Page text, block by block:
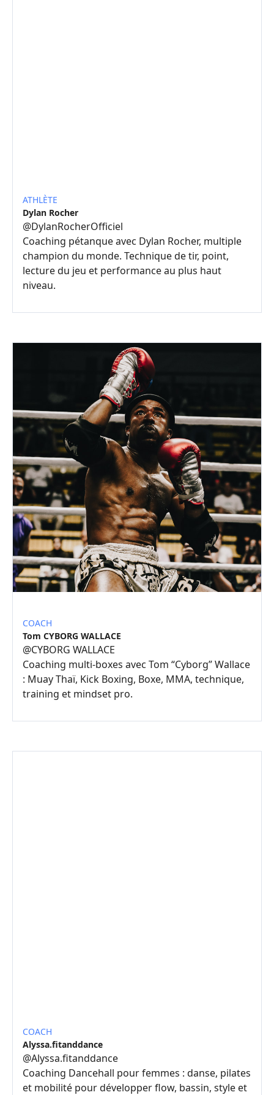
ATHLÈTE
Dylan Rocher
@DylanRocherOfficiel
Coaching pétanque avec Dylan Rocher, multiple
champion du monde. Technique de tir, point,
lecture du jeu et performance au plus haut
niveau.
COACH
Tom CYBORG WALLACE
@CYBORG WALLACE
Coaching multi-boxes avec Tom “Cyborg” Wallace
: Muay Thaï, Kick Boxing, Boxe, MMA, technique,
training et mindset pro.
COACH
Alyssa.fitanddance
@Alyssa.fitanddance
Coaching Dancehall pour femmes : danse, pilates
et mobilité pour développer flow, bassin, style et